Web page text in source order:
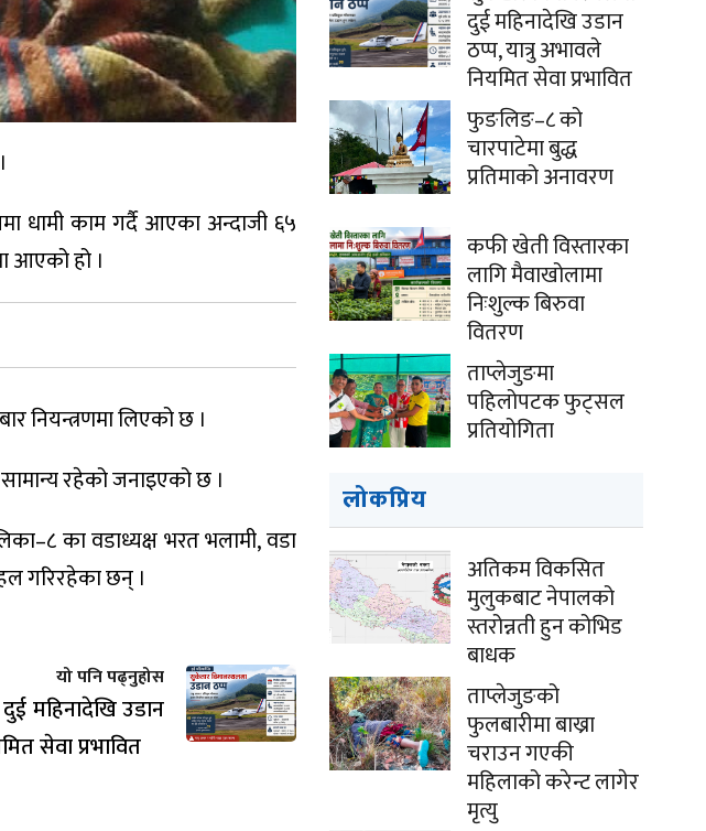
धामी काम गर्दै आएका अन्दाजी ६५
आएको हो ।
नियन्त्रणमा लिएको छ ।
रहेको जनाइएको छ ।
का वडाध्यक्ष भरत भलामी, वडा
गरिरहेका छन् ।
यो पनि पढ्नुहोस
महिनादेखि उडान
सेवा प्रभावित
दुई महिनादेखि उडान
ठप्प, यात्रु अभावले
नियमित सेवा प्रभावित
फुङलिङ–८ को
चारपाटेमा बुद्ध
प्रतिमाको अनावरण
कफी खेती विस्तारका
लागि मैवाखोलामा
निःशुल्क बिरुवा
वितरण
ताप्लेजुङमा
पहिलोपटक फुट्सल
प्रतियोगिता
लोकप्रिय
अतिकम विकसित
मुलुकबाट नेपालको
स्तरोन्नती हुन कोभिड
बाधक
ताप्लेजुङको
फुलबारीमा बाख्रा
चराउन गएकी
महिलाको करेन्ट लागेर
मृत्यु